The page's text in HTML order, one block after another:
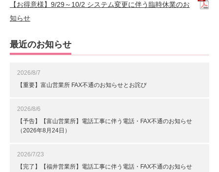
【お得意様】9/29～10/2 システム変更に伴う臨時休業のお
知らせ
最近のお知らせ
2026/8/7
【重要】富山営業所 FAX不通のお知らせとお詫び
2026/8/6
【予告】【富山営業所】電話工事に伴う電話・FAX不通のお知らせ
（2026年8月24日）
2026/7/23
【完了】【福井営業所】電話工事に伴う電話・FAX不通のお知らせ